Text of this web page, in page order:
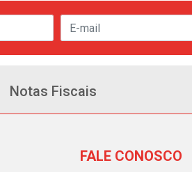
Notas Fiscais
FALE CONOSCO